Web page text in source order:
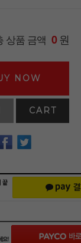
상품 금액 0원
NOW
CART